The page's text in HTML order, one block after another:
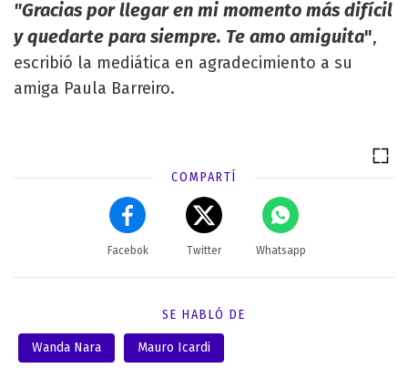
"Gracias por llegar en mi momento más difícil
y quedarte para siempre. Te amo amiguita",
escribió la mediática en agradecimiento a su
amiga Paula Barreiro.
COMPARTÍ
Facebok Twitter Whatsapp
SE HABLÓ DE
Wanda Nara Mauro Icardi